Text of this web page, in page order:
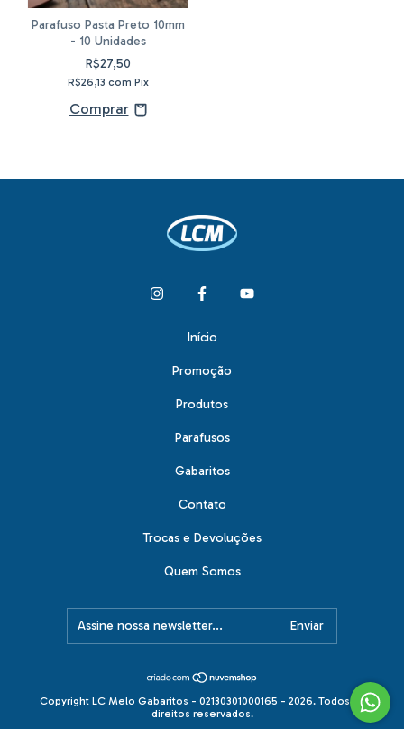
Parafuso Pasta Preto 10mm
- 10 Unidades
R$27,50
R$26,13 com Pix
Início
Promoção
Produtos
Parafusos
Gabaritos
Contato
Trocas e Devoluções
Quem Somos
Copyright LC Melo Gabaritos - 02130301000165 - 2026. Todos os
direitos reservados.